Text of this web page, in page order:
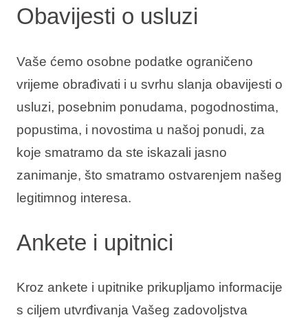
Obavijesti o usluzi
Vaše ćemo osobne podatke ograničeno
vrijeme obrađivati i u svrhu slanja obavijesti o
usluzi, posebnim ponudama, pogodnostima,
popustima, i novostima u našoj ponudi, za
koje smatramo da ste iskazali jasno
zanimanje, što smatramo ostvarenjem našeg
legitimnog interesa.
Ankete i upitnici
Kroz ankete i upitnike prikupljamo informacije
s ciljem utvrđivanja Vašeg zadovoljstva